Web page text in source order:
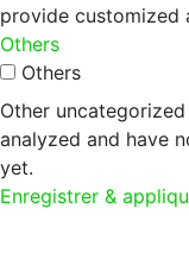
provide customized
Others
Others
Other
analyzed and have
yet.
Enregistrer &